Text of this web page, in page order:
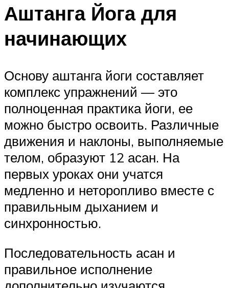
Аштанга Йога для
начинающих
Основу аштанга йоги составляет
комплекс упражнений — это
полноценная практика йоги, ее
можно быстро освоить. Различные
движения и наклоны, выполняемые
телом, образуют 12 асан. На
первых уроках они учатся
медленно и неторопливо вместе с
правильным дыханием и
синхронностью.
Последовательность асан и
правильное исполнение